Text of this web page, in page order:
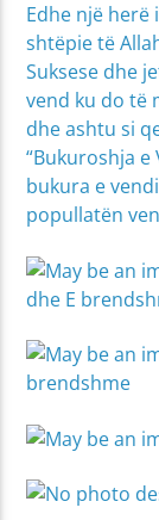
Edhe një herë
shtëpie të
Suksese dhe
vend ku do të
dhe ashtu si
“Bukuroshja
bukura e
popullatën